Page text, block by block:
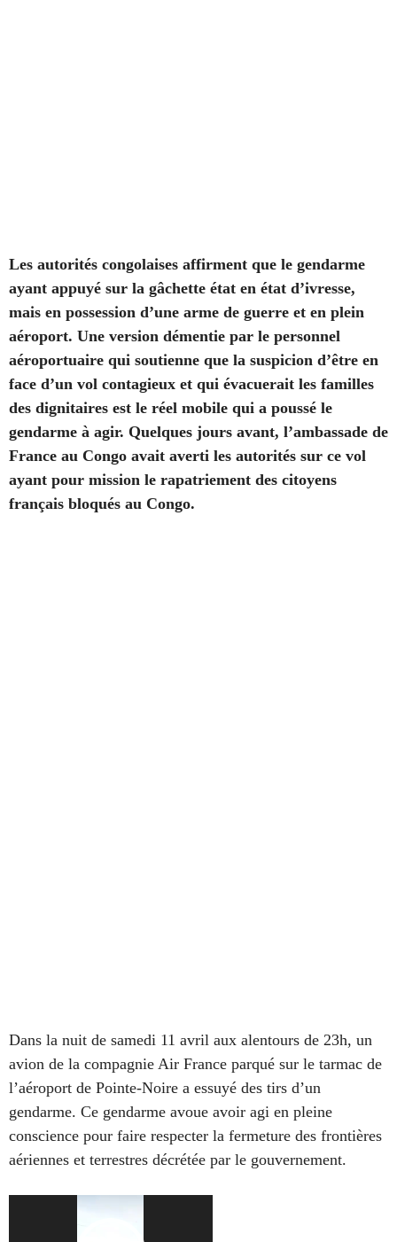
Les autorités congolaises affirment que le gendarme
ayant appuyé sur la gâchette état en état d’ivresse,
mais en possession d’une arme de guerre et en plein
aéroport. Une version démentie par le personnel
aéroportuaire qui soutienne que la suspicion d’être en
face d’un vol contagieux et qui évacuerait les familles
des dignitaires est le réel mobile qui a poussé le
gendarme à agir. Quelques jours avant, l’ambassade de
France au Congo avait averti les autorités sur ce vol
ayant pour mission le rapatriement des citoyens
français bloqués au Congo.
Dans la nuit de samedi 11 avril aux alentours de 23h, un
avion de la compagnie Air France parqué sur le tarmac de
l’aéroport de Pointe-Noire a essuyé des tirs d’un
gendarme. Ce gendarme avoue avoir agi en pleine
conscience pour faire respecter la fermeture des frontières
aériennes et terrestres décrétée par le gouvernement.